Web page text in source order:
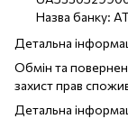
Назва банку:
Детальна
Обмін та
захист прав
Детальна